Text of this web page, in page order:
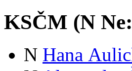
KSČM (N Ne:
N Hana